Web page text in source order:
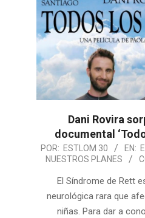
Dani Rovira
documental
2019-
01-
POR: ESTLOM 30 EN:
NUESTROS PLANES
El Síndrome de Rett
neurológica rara que
niñas. Para dar a